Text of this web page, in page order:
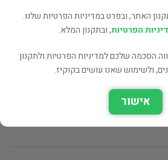
האתר, ובפרט במדיניות הפרטיות שלנו.
הפרטיות, ובתקנון המלא.
הסכמה שלכם למדיניות הפרטיות ולתקנון
ולשימוש שאנו עושים בקוקיז.
אישור